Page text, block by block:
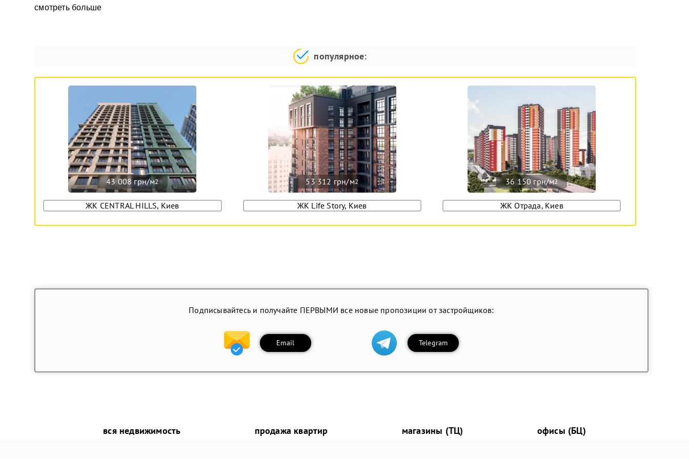
смотреть больше
популярное:
43 008 грн/м2
ЖК CENTRAL HILLS, Киев
53 312 грн/м2
ЖК Life Story, Киев
36 150 грн/м2
ЖК Отрада, Киев
Подписывайтесь и получайте ПЕРВЫМИ все новые пропозиции от застройщиков:
Email Telegram
вся недвижимость продажа квартир магазины (ТЦ) офисы (БЦ)